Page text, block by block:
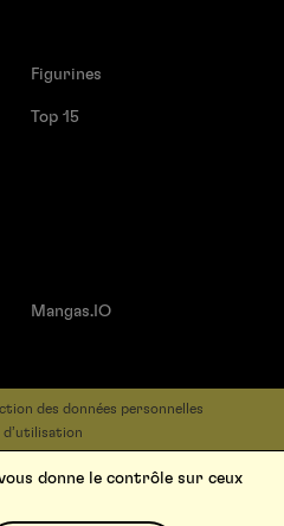
Figurines
Top 15
Mangas.IO
des données personnelles
donne le contrôle sur ceux